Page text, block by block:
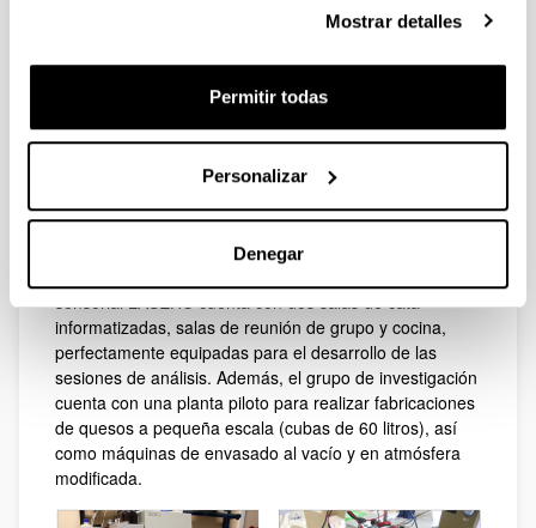
Mostrar detalles
Permitir todas
Personalizar
Denegar
dotados con equipos analíticos de alto rendimiento
FID y MS, GC-MS acoplado a detector de olfatometría,
cromatógrafos de líquidos de alta resolución (HPLC)
de luz, equipo de espectroscopía de infrarrojo cercano,
equipos de electroforesis, y espectrofotómetros UV/VIS.
dotado con ultra-centrífuga y super-centrífuga, así
como con el equipamiento necesario para realizar
sensorial LASEHU cuenta con dos salas de cata
informatizadas, salas de reunión de grupo y cocina,
perfectamente equipadas para el desarrollo de las
sesiones de análisis. Además, el grupo de investigación
cuenta con una planta piloto para realizar fabricaciones
de quesos a pequeña escala (cubas de 60 litros), así
como máquinas de envasado al vacío y en atmósfera
modificada.